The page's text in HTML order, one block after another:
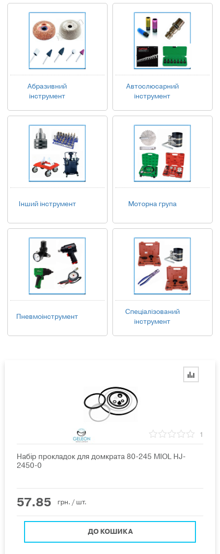
Абразивний
інструмент
Автослюсарний
інструмент
Інший інструмент Моторна група
Пневмоінструмент
Спеціалізований
інструмент
1
Набір прокладок для домкрата 80-245 MIOL HJ-
2450-0
57.85 грн. / шт.
ДО КОШИКА